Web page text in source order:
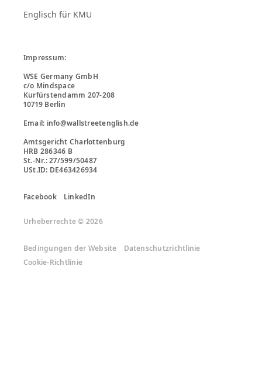
Englisch für KMU
Impressum:
WSE Germany GmbH
c/o Mindspace
Kurfürstendamm 207-208
10719 Berlin
Email: info@wallstreetenglish.de
Amtsgericht Charlottenburg
HRB 286346 B
St.-Nr.: 27/599/50487
Facebook LinkedIn
Urheberrechte © 2026
Bedingungen der Website
Datenschutzrichtlinie
Cookie-Richtlinie